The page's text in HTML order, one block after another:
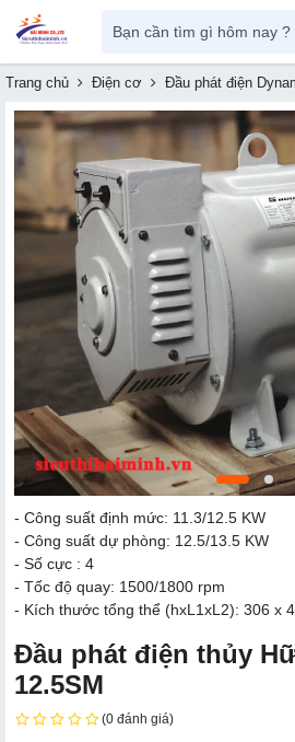
Trang chủ Điện cơ Đầu phát điện
- Công suất định mức: 11.3/12.5 KW
- Công suất dự phòng: 12.5/13.5 KW
- Số cực : 4
- Tốc độ quay: 1500/1800 rpm
- Kích thước tổng thể (hxL1xL2): 306 x
Đầu phát điện thủy​
12.5SM
(0 đánh giá)